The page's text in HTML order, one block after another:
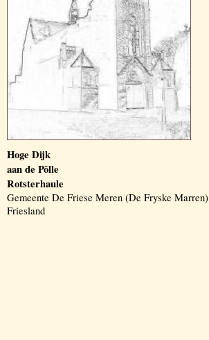
Hoge Dijk
aan de Pôlle
Rotsterhaule
Gemeente De Friese Meren (De Fryske Marren)
Friesland